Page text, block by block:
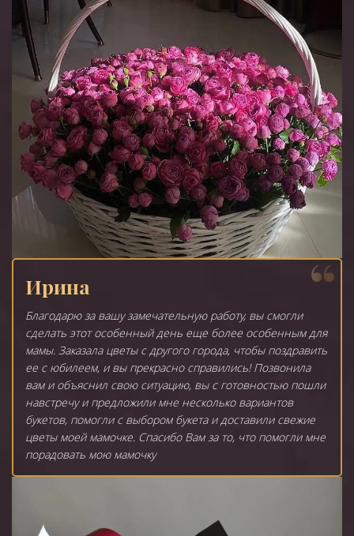
Ирина
Благодарю за вашу замечательную работу, вы смогли
сделать этот особенный день еще более особенным для
мамы. Заказала цветы с другого города, чтобы поздравить
ее с юбилеем, и вы прекрасно справились! Позвонила
вам и объяснил свою ситуацию, вы с готовностью пошли
навстречу и предложили мне несколько вариантов
букетов, помогли с выбором букета и доставили свежие
цветы моей мамочке. Спасибо Вам за то, что помогли мне
порадовать мою мамочку